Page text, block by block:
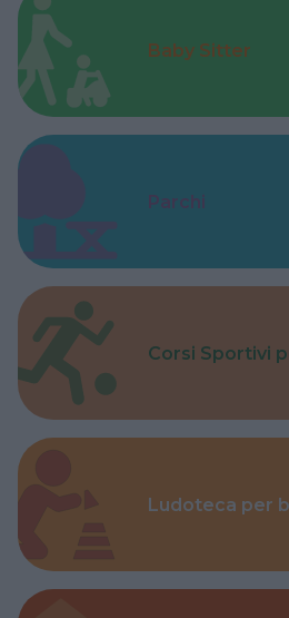
Baby Sitter
Parchi
Corsi Sportivi
Ludoteca per